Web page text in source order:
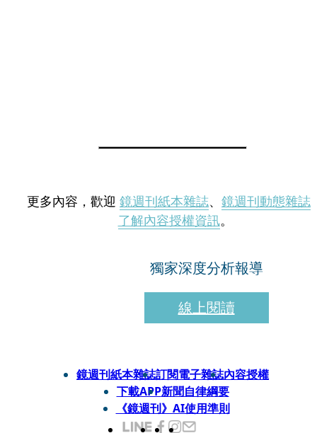
更多內容，歡迎 鏡週刊紙本雜誌、 鏡週刊動態雜誌
了解內容授權資訊。
獨家深度分析報導
線上閱讀
鏡週刊紙本雜誌訂閱電子雜誌內容授權
下載APP新聞自律綱要
《鏡週刊》AI使用準則